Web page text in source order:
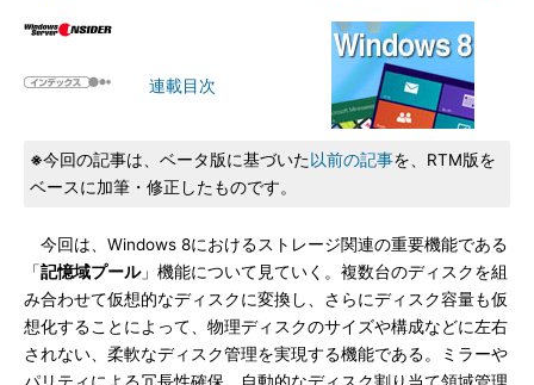
連載目次
※今回の記事は、ベータ版に基づいた以前の記事を、RTM版を
ベースに加筆・修正したものです。
今回は、Windows 8におけるストレージ関連の重要機能である
「記憶域プール」機能について見ていく。複数台のディスクを組
み合わせて仮想的なディスクに変換し、さらにディスク容量も仮
想化することによって、物理ディスクのサイズや構成などに左右
されない、柔軟なディスク管理を実現する機能である。ミラーや